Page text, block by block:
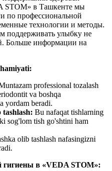
STOM» в Ташкенте мы
по профессиональной
технологии и методы.
поддерживать улыбку не
Больше информации на
professional tozalash
va boshqa
yordam beradi.
Bu nafaqat tishlarning
sog'lom tish go'shtini ham
olib tashlash nafasingizni
гигиены в «VEDA STOM»: